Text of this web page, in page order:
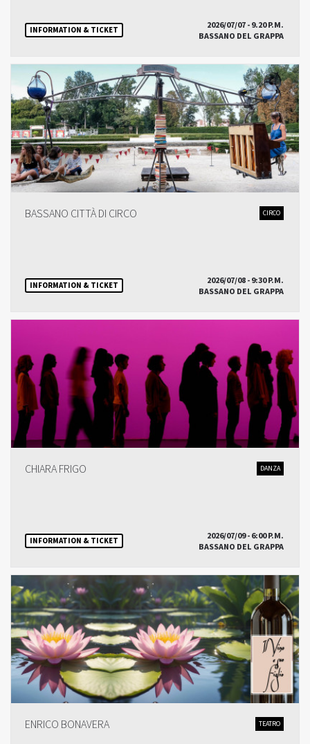
INFORMATION & TICKET
2026/07/07 - 9.20 P.M.
BASSANO DEL GRAPPA
BASSANO CITTÀ DI CIRCO CIRCO
INFORMATION & TICKET
2026/07/08 - 9:30 P.M.
BASSANO DEL GRAPPA
CHIARA FRIGO DANZA
INFORMATION & TICKET
2026/07/09 - 6:00 P.M.
BASSANO DEL GRAPPA
ENRICO BONAVERA TEATRO